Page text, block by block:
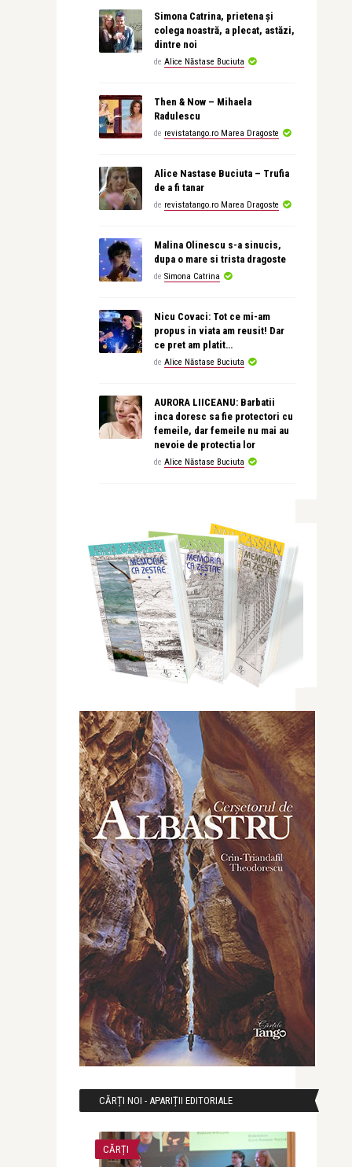
Simona Catrina, prietena și
colega noastră, a plecat, astăzi,
dintre noi
de Alice Năstase Buciuta
Then & Now – Mihaela
Radulescu
de revistatango.ro Marea Dragoste
Alice Nastase Buciuta – Trufia
de a fi tanar
de revistatango.ro Marea Dragoste
Malina Olinescu s-a sinucis,
dupa o mare si trista dragoste
de Simona Catrina
Nicu Covaci: Tot ce mi-am
propus in viata am reusit! Dar
ce pret am platit…
de Alice Năstase Buciuta
AURORA LIICEANU: Barbatii
inca doresc sa fie protectori cu
femeile, dar femeile nu mai au
nevoie de protectia lor
de Alice Năstase Buciuta
CĂRȚI NOI - APARIȚII EDITORIALE
CĂRȚI